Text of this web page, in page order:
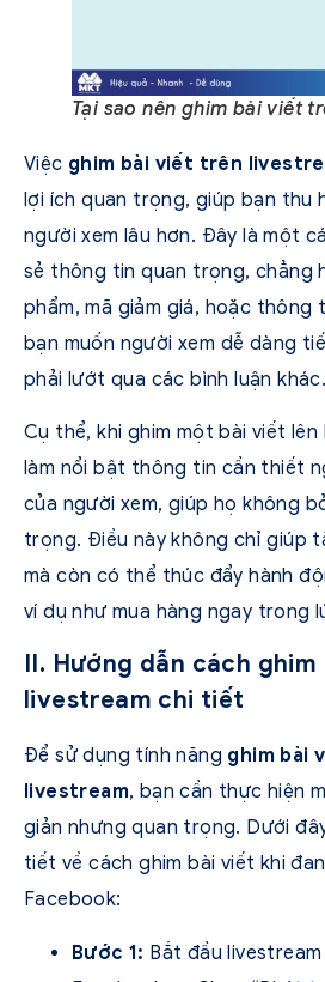
Tại sao nên ghim bài viết
Việc ghim bài viết trên
lợi ích quan trọng, giúp bạn thu
người xem lâu hơn. Đây là một
sẻ thông tin quan trọng, chẳng
phẩm, mã giảm giá, hoặc thông
bạn muốn người xem dễ dàng
phải lướt qua các bình luận khác.
Cụ thể, khi ghim một bài viết lên
làm nổi bật thông tin cần thiết
của người xem, giúp họ không
trọng. Điều này không chỉ giúp
mà còn có thể thúc đẩy hành
ví dụ như mua hàng ngay trong
II. Hướng dẫn cách
livestream chi tiết
Để sử dụng tính năng ghim bài
livestream, bạn cần thực hiện
giản nhưng quan trọng. Dưới
tiết về cách ghim bài viết khi
Facebook:
Bước 1: Bắt đầu